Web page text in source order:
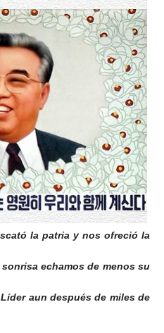
la patria y nos ofreció la
echamos de menos su
aun después de miles de